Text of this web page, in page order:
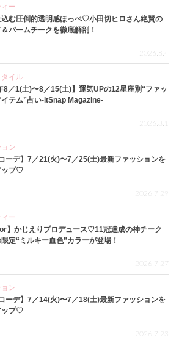
ー
む圧倒的透明感ほっぺ♡小田切ヒロさん絶賛の
バームチークを徹底解剖！
2026.8.4
イル
8／1(土)〜8／15(土)】運気UPの12星座別“ファッ
イテム”占い-itSnap Magazine-
2026.8.1
ン
コーデ】7／21(火)〜7／25(土)最新ファッションを
ップ♡
2026.7.29
ー
】かじえりプロデュース♡11冠達成の神チーク
定“ミルキー血色”カラーが登場！
2026.7.27
ン
コーデ】7／14(火)〜7／18(土)最新ファッションを
ップ♡
2026.7.23